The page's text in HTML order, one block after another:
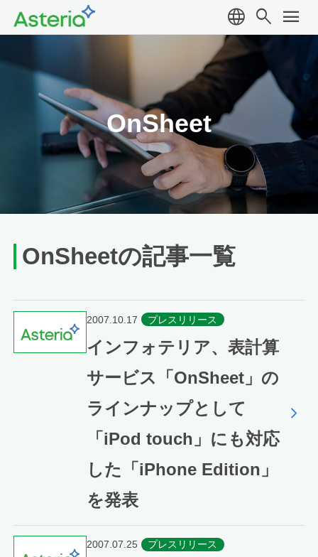
language search menu
OnSheet
OnSheetの記事一覧
2007.10.17 プレスリリース
インフォテリア、表計算
サービス「OnSheet」の
ラインナップとして
「iPod touch」にも対応
した「iPhone Edition」
を発表
2007.07.25 プレスリリース